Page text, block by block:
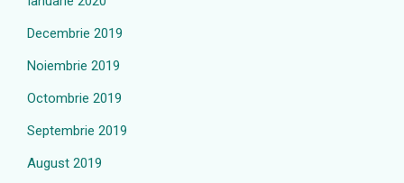
Decembrie 2019
Noiembrie 2019
Octombrie 2019
Septembrie 2019
August 2019